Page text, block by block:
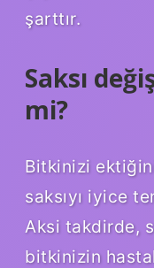
şarttır.
Saksı
mi?
Bitkinizi
saksıyı iyice
Aksi takdirde,
bitkinizin